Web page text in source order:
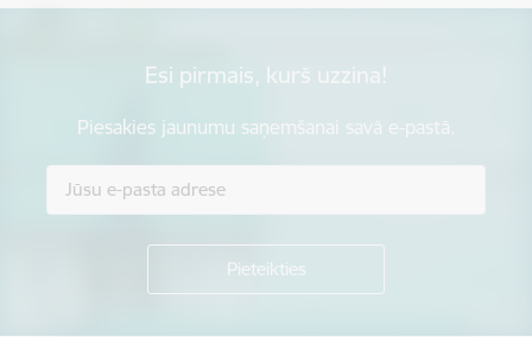
Esi pirmais, kurš uzzina!
Piesakies jaunumu saņemšanai savā e-pastā.